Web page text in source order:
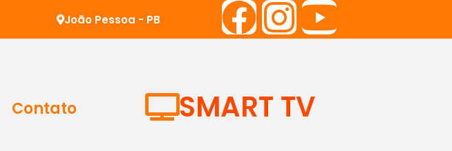
João Pessoa - PB
Contato SMART TV